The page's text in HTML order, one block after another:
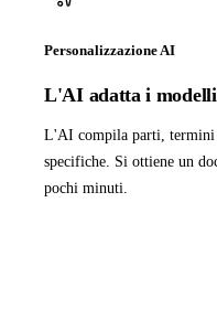
Personalizzazione AI
L'AI adatta i
L'AI compila parti, termini
specifiche. Si ottiene un
pochi minuti.